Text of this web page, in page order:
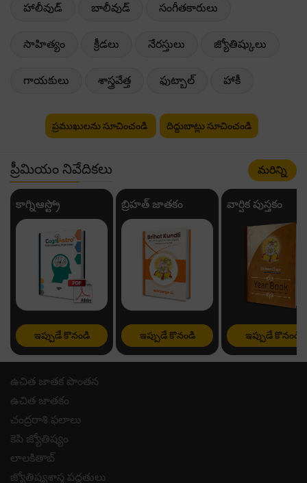
హాలీవుడ్ బాలీవుడ్ సంగీతకారులు
సాహిత్యం క్రీడలు నేరస్తులు జ్యోతిష్కులు
గాయకులు శాస్త్రవేత్త ఫుట్బాల్ హాకీ
ప్రముఖులను సూచించండి దిద్దుబాట్లు సూచించండి
ప్రీమియం నివేదికలు మరిన్ని
కాగ్నిఆస్ట్రో
ఇప్పుడే కొనండి
బ్రిహత్ జాతకం
ఇప్పుడే కొనండి
వార్షిక పుస్తకం
ఇప్పుడే కొనండి
ఉచిత జాతక పొంతన
ఉచిత జాతకం
చంద్రరాశి ఫలాలు
కెపి జ్యోతిష్యం
లాలకితాబ్
జ్యోతిష్యశాస్త్ర పద్ధతులు